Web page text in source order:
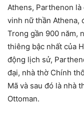
Athens, Parthenon
vinh nữ thần Athena,
Trong gần 900 năm,
thiêng bậc nhất của
động lịch sử,
đại, nhà thờ Chính
Mã và sau đó là nhà
Ottoman.